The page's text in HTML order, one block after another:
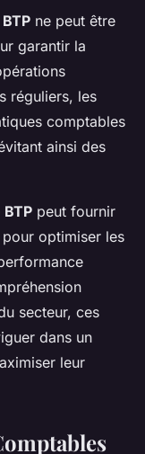
ne peut être
garantir la
réguliers, les
comptables
ainsi des
peut fournir
optimiser les
secteur, ces
dans un
leur